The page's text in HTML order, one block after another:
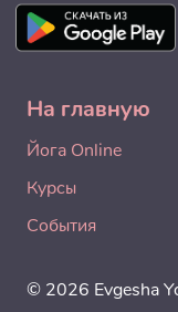
На главную
Йога Online
Курсы
События
© 2026 Evgesha